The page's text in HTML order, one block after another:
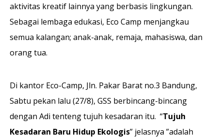
aktivitas kreatif lainnya yang berbasis lingkungan.
Sebagai lembaga edukasi, Eco Camp menjangkau
semua kalangan; anak-anak, remaja, mahasiswa, dan
orang tua.
Di kantor Eco-Camp, Jln. Pakar Barat no.3 Bandung,
Sabtu pekan lalu (27/8), GSS berbincang-bincang
dengan Adi tenteng tujuh kesadaran itu. “Tujuh
Kesadaran Baru Hidup Ekologis” jelasnya ”adalah